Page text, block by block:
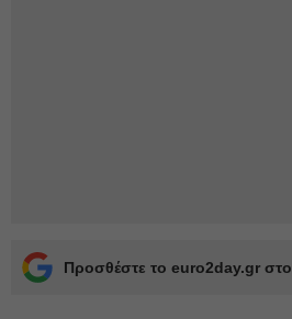
Προσθέστε το euro2day.gr